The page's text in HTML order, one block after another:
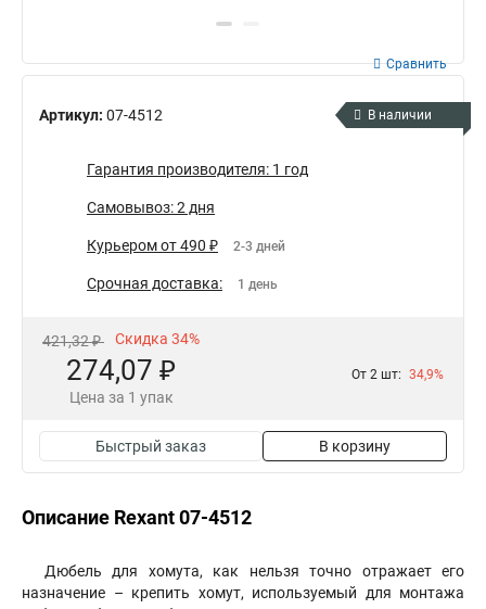
Артикул: 07-4512
Сравнить
В наличии
Гарантия производителя: 1 год
Самовывоз: 2 дня
Курьером от 490 ₽ 2-3 дней
Срочная доставка: 1 день
421,32 ₽ Скидка 34%
274,07 ₽
Цена за 1 упак
От 2 шт: 34,9%
Быстрый заказ В корзину
Описание Rexant 07-4512
Дюбель для хомута, как нельзя точно отражает его
назначение – крепить хомут, используемый для монтажа